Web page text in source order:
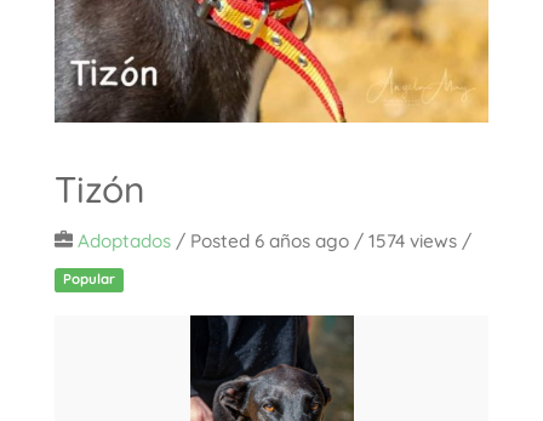
Tizón
Adoptados/ Posted 6 años ago/ 1574 views /
Popular